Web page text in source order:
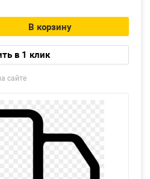
В корзину
в 1 клик
сайте